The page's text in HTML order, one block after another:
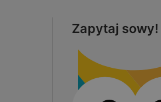
Zapytaj sowy!